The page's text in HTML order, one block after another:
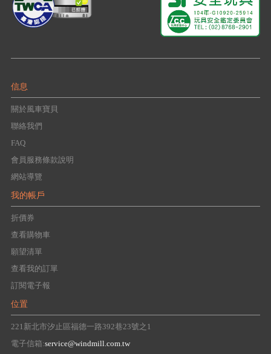
信息
關於風車寶貝
聯絡我們
FAQ
會員服務條款說明
網站導覽
我的帳戶
折價券
查看購物車
願望清單
查看我的訂單
訂閱電子報
位置
221新北市汐止區福德一路392巷23號之1
電子信箱:service@windmill.com.tw